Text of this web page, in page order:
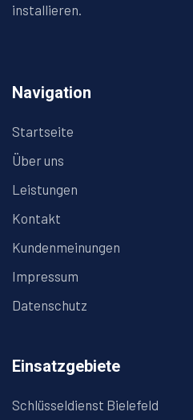
installieren.
Navigation
Startseite
Über uns
Leistungen
Kontakt
Kundenmeinungen
Impressum
Datenschutz
Einsatzgebiete
Schlüsseldienst Bielefeld